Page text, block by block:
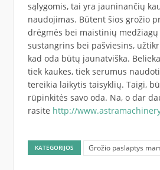
sąlygomis, tai yra jauninančių
naudojimas. Būtent šios grožio
drėgmės bei maistinių
sustangrins bei pašviesins,
kad oda būtų jaunatviška.
tiek kaukes, tiek serumus
tereikia laikytis taisyklių. Taigi,
rūpinkitės savo oda. Na, o dar
rasite http://
KATEGORIJOS Grožio paslaptys